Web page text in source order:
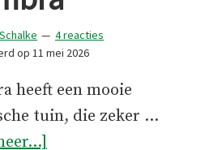
4 reacties
op 11 mei 2026
heeft een mooie
tuin, die zeker …